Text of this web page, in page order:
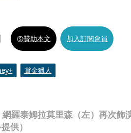
網羅泰姆拉莫里森（左）再次
供）
贊助本文 加入訂閱會員
賞金獵人